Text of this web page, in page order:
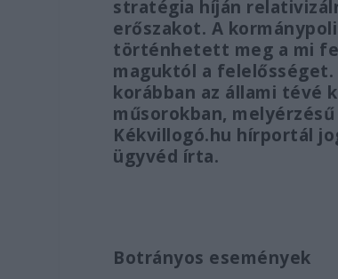
stratégia híján
erőszakot. A
történhetett meg a mi
maguktól a
korábban az állami tévé
műsorokban,
Kékvillogó.hu hírportál
ügyvéd írta.
Botrányos események